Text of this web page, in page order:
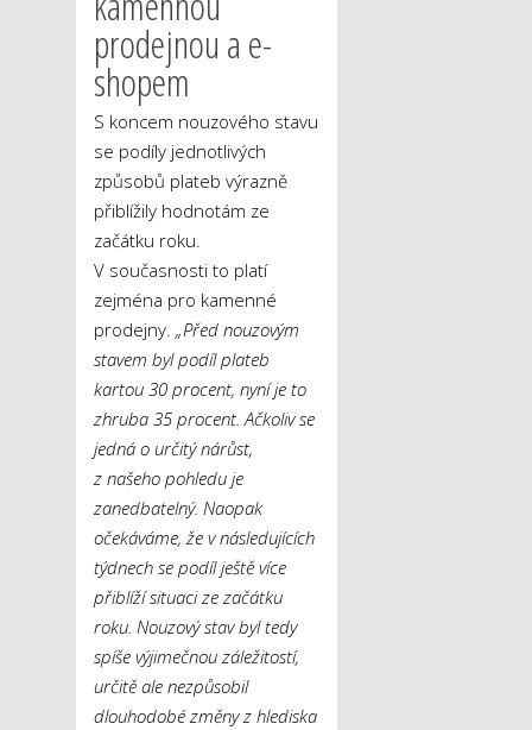
prodejnou a e-
shopem
S koncem nouzového stavu
se podíly jednotlivých
způsobů plateb výrazně
přiblížily hodnotám ze
začátku roku.
V současnosti to platí
zejména pro kamenné
prodejny. „Před nouzovým
stavem byl podíl plateb
kartou 30 procent, nyní je to
zhruba 35 procent. Ačkoliv se
jedná o určitý nárůst,
z našeho pohledu je
zanedbatelný. Naopak
očekáváme, že v následujících
týdnech se podíl ještě více
přiblíží situaci ze začátku
roku. Nouzový stav byl tedy
spíše výjimečnou záležitostí,
určitě ale nezpůsobil
dlouhodobé změny z hlediska